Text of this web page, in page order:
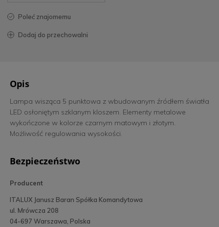
poleć znajomemu
dodaj do przechowalni
Opis
Lampa wisząca 5 punktowa z wbudowanym źródłem światła
LED osłoniętym szklanym kloszem. Elementy metalowe
wykończone w kolorze czarnym matowym i złotym.
Możliwość regulowania wysokości.
Bezpieczeństwo
Producent
ITALUX Janusz Baran Spółka Komandytowa
ul. Mrówcza 208
04-697 Warszawa, Polska